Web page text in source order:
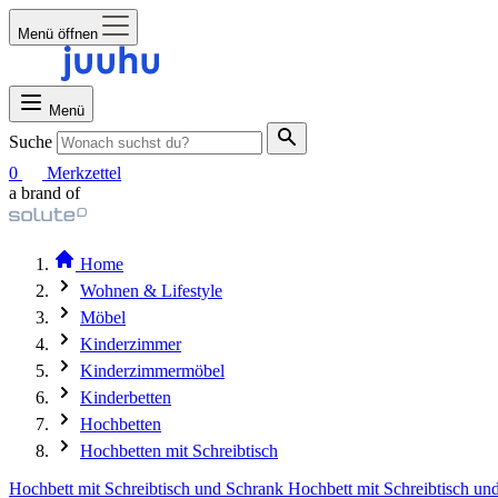
Menü öffnen
Menü
Suche
0
Merkzettel
a brand of
Home
Wohnen & Lifestyle
Möbel
Kinderzimmer
Kinderzimmermöbel
Kinderbetten
Hochbetten
Hochbetten mit Schreibtisch
Hochbett mit Schreibtisch und Schrank Hochbett mit Schreibtisch